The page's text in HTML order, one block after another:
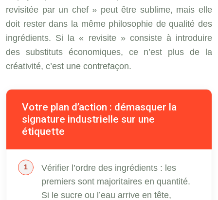
revisitée par un chef » peut être sublime, mais elle
doit rester dans la même philosophie de qualité des
ingrédients. Si la « revisite » consiste à introduire
des substituts économiques, ce n’est plus de la
créativité, c’est une contrefaçon.
Votre plan d’action : démasquer la
signature industrielle sur une
étiquette
Vérifier l’ordre des ingrédients : les
premiers sont majoritaires en quantité.
Si le sucre ou l’eau arrive en tête,